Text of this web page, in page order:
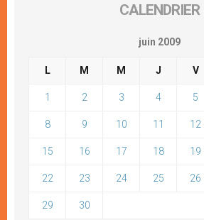
CALENDRIER
juin 2009
L M M J V
1 2 3 4 5
8 9 10 11 12
15 16 17 18 19
22 23 24 25 26
29 30